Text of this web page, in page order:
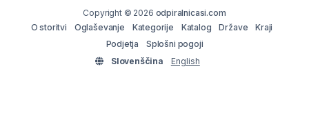
Copyright © 2026 odpiralnicasi.com
O storitvi
Oglaševanje Kategorije Katalog Države
Kraji
Podjetja
Splošni pogoji
Slovenščina
English